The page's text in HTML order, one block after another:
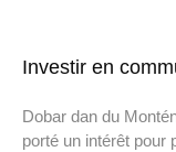
Investir en
Dobar dan du
porté un intérêt pour